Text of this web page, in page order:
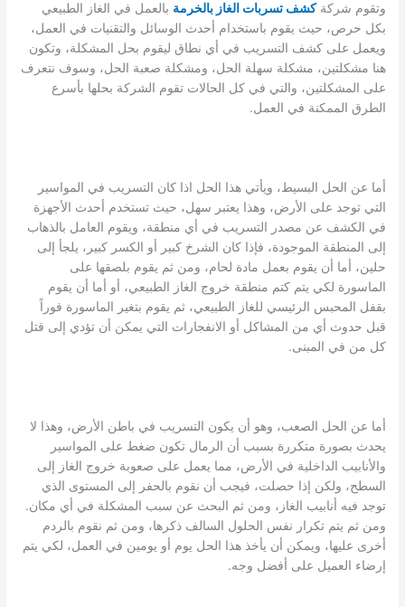
وتقوم شركةكشف تسربات الغاز بالخرمة بالعمل في الغاز الطبيعي
بكل حرص، حيث يقوم باستخدام أحدث الوسائل والتقنيات في العمل،
ويعمل على كشف التسريب في أي نطاق ليقوم بحل المشكلة، وتكون
هنا مشكلتين، مشكلة سهلة الحل، ومشكلة صعبة الحل، وسوف نتعرف
على المشكلتين، والتي في كل الحالات تقوم الشركة بحلها بأسرع
الطرق الممكنة في العمل.
أما عن الحل البسيط، ويأتي هذا الحل اذا كان التسريب في المواسير
التي توجد على الأرض، وهذا يعتبر سهل، حيث تستخدم أحدث الأجهزة
في الكشف عن مصدر التسريب في أي منطقة، ويقوم العامل بالذهاب
إلى المنطقة الموجودة، فإذا كان الشرخ كبير أو الكسر كبير، يلجأ إلى
حلين، أما أن يقوم بعمل مادة لحام، ومن ثم يقوم بلصقها على
الماسورة لكي يتم كتم منطقة خروج الغاز الطبيعي، أو أما أن يقوم
بقفل المحبس الرئيسي للغاز الطبيعي، ثم يقوم بتغير الماسورة فوراً
قبل حدوث أي من المشاكل أو الانفجارات التي يمكن أن تؤدي إلى قتل
كل من في المبنى.
أما عن الحل الصعب، وهو أن يكون التسريب في باطن الأرض، وهذا لا
يحدث بصورة متكررة بسبب أن الرمال تكون ضغط على المواسير
والأنابيب الداخلية في الأرض، مما يعمل على صعوبة خروج الغاز إلى
السطح، ولكن إذا حصلت، فيجب أن نقوم بالحفر إلى المستوى الذي
توجد فيه أنابيب الغاز، ومن ثم البحث عن سبب المشكلة في أي مكان.
ومن ثم يتم تكرار نفس الحلول السالف ذكرها، ومن ثم نقوم بالردم
أخرى عليها، ويمكن أن يأخذ هذا الحل يوم أو يومين في العمل، لكي يتم
إرضاء العميل على أفضل وجه.